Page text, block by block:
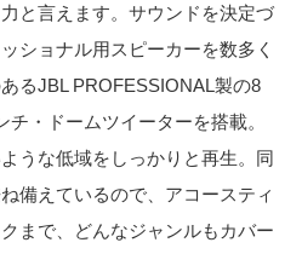
と言えます。サウンドを決定づ
ショナル用スピーカーを数多く
るJBL PROFESSIONAL製の8
・ドームツイーターを搭載。
うな低域をしっかりと再生。同
備えているので、アコースティ
まで、どんなジャンルもカバー